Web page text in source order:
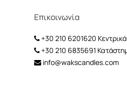
Επικοινωνία
+30 210 6201620
+30 210 6835691
info@wakscandles.com